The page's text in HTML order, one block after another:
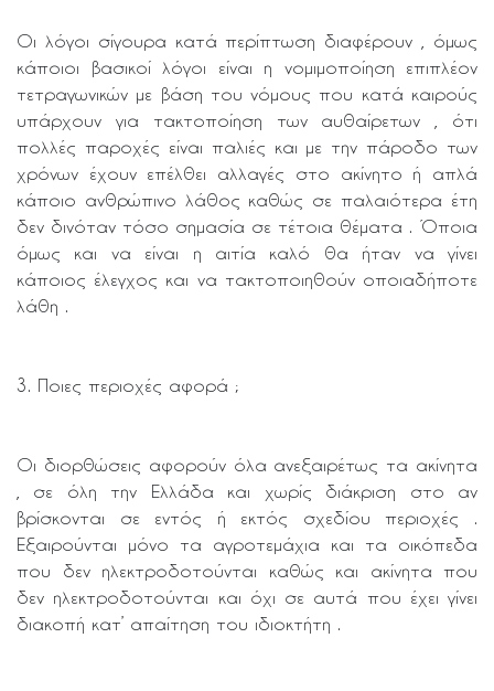
Οι λόγοι σίγουρα κατά περίπτωση διαφέρουν , όμως
κάποιοι βασικοί λόγοι είναι η νομιμοποίηση επιπλέον
τετραγωνικών με βάση του νόμους που κατά καιρούς
υπάρχουν για τακτοποίηση των αυθαίρετων , ότι
πολλές παροχές είναι παλιές και με την πάροδο των
χρόνων έχουν επέλθει αλλαγές στο ακίνητο ή απλά
κάποιο ανθρώπινο λάθος καθώς σε παλαιότερα έτη
δεν δινόταν τόσο σημασία σε τέτοια θέματα . Όποια
όμως και να είναι η αιτία καλό θα ήταν να γίνει
κάποιος έλεγχος και να τακτοποιηθούν οποιαδήποτε
λάθη .
3. Ποιες περιοχές αφορά ;
Οι διορθώσεις αφορούν όλα ανεξαιρέτως τα ακίνητα
, σε όλη την Ελλάδα και χωρίς διάκριση στο αν
βρίσκονται σε εντός ή εκτός σχεδίου περιοχές .
Εξαιρούνται μόνο τα αγροτεμάχια και τα οικόπεδα
που δεν ηλεκτροδοτούνται καθώς και ακίνητα που
δεν ηλεκτροδοτούνται και όχι σε αυτά που έχει γίνει
διακοπή κατ’ απαίτηση του ιδιοκτήτη .